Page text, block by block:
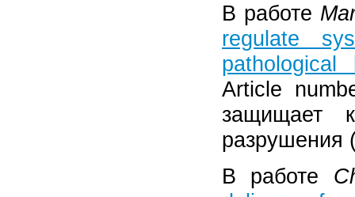
В работе
regulate
Article
защищает
разрушения
В работе